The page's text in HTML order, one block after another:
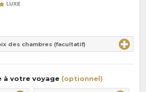
des chambres (facultatif)
à votre voyage (optionnel)